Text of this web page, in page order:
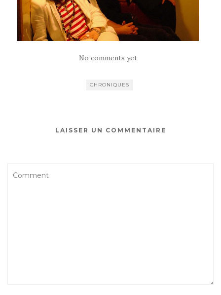
No comments yet
CHRONIQUES
LAISSER UN COMMENTAIRE